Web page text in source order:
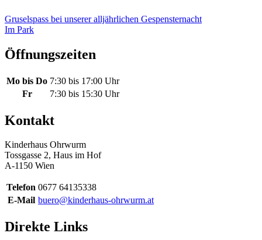
Beitragsnavigation
Gruselspass bei unserer alljährlichen Gespensternacht
Im Park
Öffnungszeiten
Mo bis Do 7:30 bis 17:00 Uhr
Fr
7:30 bis 15:30 Uhr
Kontakt
Kinderhaus Ohrwurm
Tossgasse 2, Haus im Hof
A-1150 Wien
Telefon 0677 64135338
E-Mail buero@kinderhaus-ohrwurm.at
Direkte Links